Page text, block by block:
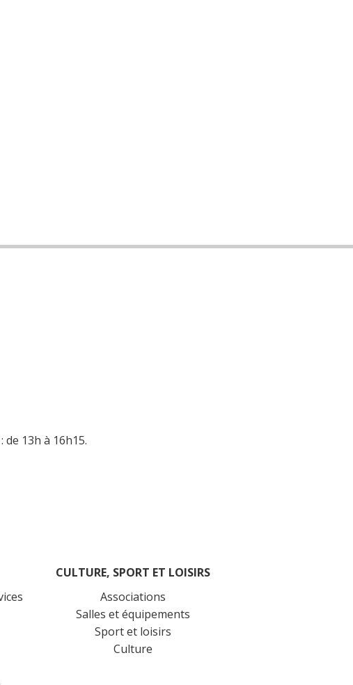
13h à 16h15.
CULTURE, SPORT ET LOISIRS
Associations
Salles et équipements
Sport et loisirs
Culture